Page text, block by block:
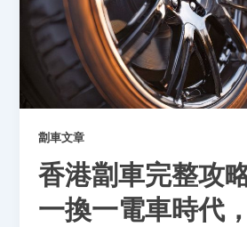
劏車文章
香港劏車完整攻
一換一電車時代